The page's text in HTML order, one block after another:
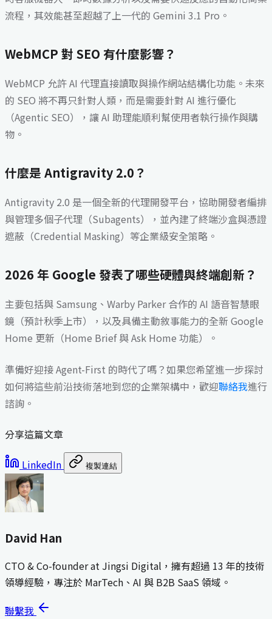
流程，其效能甚至超越了上一代的 Gemini 3.1 Pro。
WebMCP 對 SEO 有什麼影響？
WebMCP 允許 AI 代理直接讀取與操作網站結構化功能。未來
的 SEO 將不再只針對人類，而是需要針對 AI 進行優化
（Agentic SEO），讓 AI 助理能順利幫使用者執行操作與購
物。
什麼是 Antigravity 2.0？
Antigravity 2.0 是一個全新的代理開發平台，協助開發者編排
與管理多個子代理（Subagents），並內建了終端沙盒與憑證
遮蔽（Credential Masking）等企業級安全策略。
2026 年 Google 發表了哪些硬體與終端創新？
主要包括與 Samsung、Warby Parker 合作的 AI 語音智慧眼
鏡（預計秋季上市），以及具備主動敘事能力的全新 Google
Home 更新（Home Brief 與 Ask Home 功能）。
準備好迎接 Agent-First 的時代了嗎？如果您希望進一步探討
如何將這些前沿技術落地到您的企業架構中，歡迎聯絡我進行
諮詢。
分享這篇文章
LinkedIn 複製連結
David Han
CTO & Co-founder at Jingsi Digital，擁有超過 13 年的技術
領導經驗，專注於 MarTech、AI 與 B2B SaaS 領域。
聯繫我